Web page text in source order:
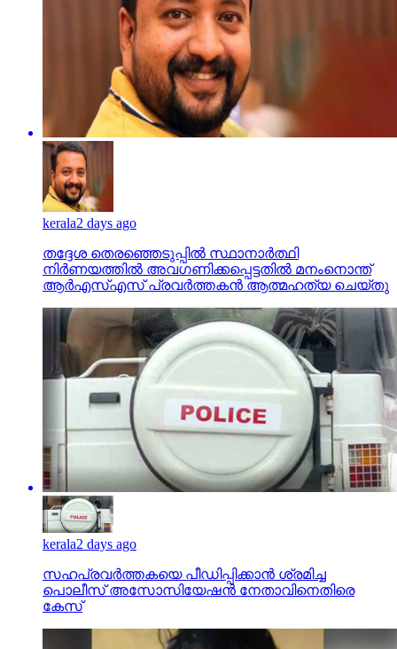
kerala2 days ago
തദ്ദേശ തെരഞ്ഞെടുപ്പില്‍ സ്ഥാനാര്‍ത്ഥി
നിര്‍ണയത്തില്‍ അവഗണിക്കപ്പെട്ടതില്‍ മനംനൊന്ത്
ആര്‍എസ്എസ് പ്രവര്‍ത്തകന്‍ ആത്മഹത്യ ചെയ്തു
kerala2 days ago
സഹപ്രവര്‍ത്തകയെ പീഡിപ്പിക്കാന്‍ ശ്രമിച്ച
പൊലീസ് അസോസിയേഷന്‍ നേതാവിനെതിരെ
കേസ്